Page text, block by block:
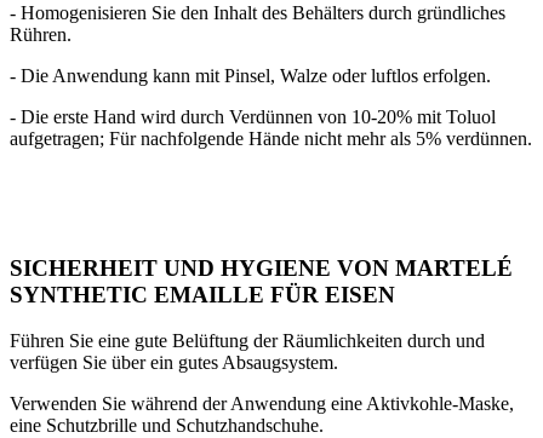
- Homogenisieren Sie den Inhalt des Behälters durch gründliches
Rühren.
- Die Anwendung kann mit Pinsel, Walze oder luftlos erfolgen.
- Die erste Hand wird durch Verdünnen von 10-20% mit Toluol
aufgetragen; Für nachfolgende Hände nicht mehr als 5% verdünnen.
SICHERHEIT UND HYGIENE VON MARTELÉ
SYNTHETIC EMAILLE FÜR EISEN
Führen Sie eine gute Belüftung der Räumlichkeiten durch und
verfügen Sie über ein gutes Absaugsystem.
Verwenden Sie während der Anwendung eine Aktivkohle-Maske,
eine Schutzbrille und Schutzhandschuhe.